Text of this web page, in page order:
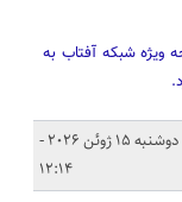
ویژه شبکه آفتاب به
تاریخ انتشار : دوشنبه 15 ژوئن 2026 -
12:14